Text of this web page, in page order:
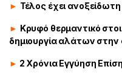
► Τέλος έχει
► Κρυφό θερμαντικό
δημιουργία αλάτων στην
► 2 Χρόνια Εγγύηση